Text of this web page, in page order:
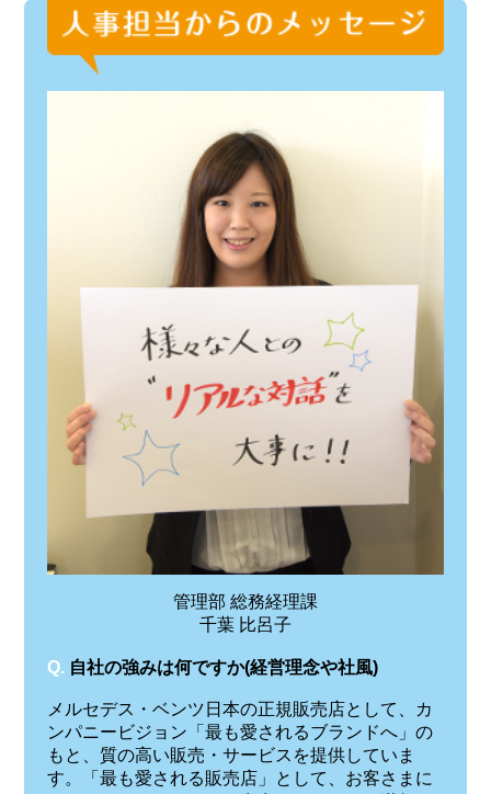
管理部 総務経理課
千葉 比呂子
Q. 自社の強みは何ですか(経営理念や社風)
メルセデス・ベンツ日本の正規販売店として、カ
ンパニービジョン「最も愛されるブランドへ」の
もと、質の高い販売・サービスを提供していま
す。「最も愛される販売店」として、お客さまに